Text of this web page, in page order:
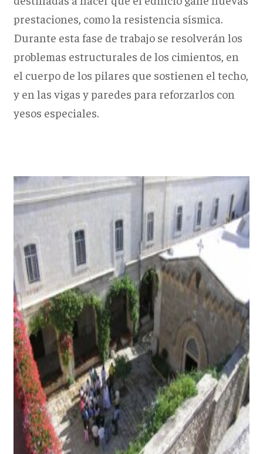
prestaciones, como la resistencia sísmica.
Durante esta fase de trabajo se resolverán los
problemas estructurales de los cimientos, en
el cuerpo de los pilares que sostienen el techo,
y en las vigas y paredes para reforzarlos con
yesos especiales.